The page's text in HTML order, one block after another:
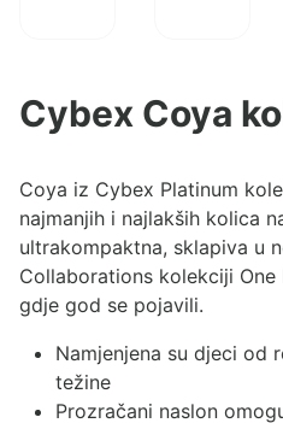
Cybex Coya
Coya iz Cybex Platinum
najmanjih i najlakših kolica
ultrakompaktna, sklapiva u
Collaborations kolekciji
gdje god se pojavili.
Namjenjena su djeci od
težine
Prozračani naslon